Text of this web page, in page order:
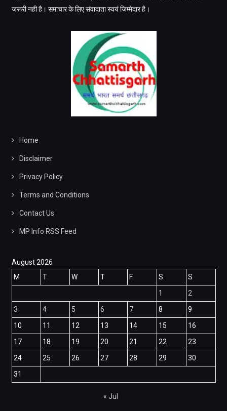
जरूरी नही है। समाचार के लिए संवादाता स्वयं जिम्मेदार है।
Home
Disclaimer
Privacy Policy
Terms and Conditions
Contact Us
MP Info RSS Feed
August 2026
M
T W T F S
S
1
2
3
4 5 6 7 8
9
10
11 12 13 14 15
16
17
18 19 20 21 22
23
24
25 26 27 28 29
30
31
« Jul